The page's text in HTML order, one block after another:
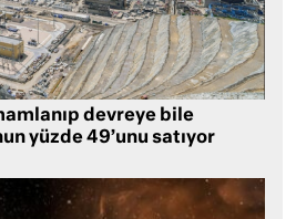
devreye bile
yüzde 49’unu satıyor